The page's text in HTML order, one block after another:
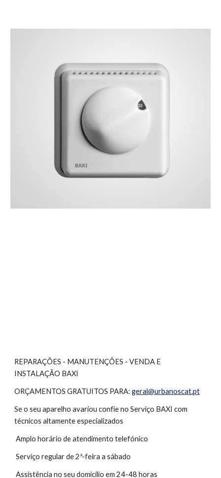
REPARAÇÕES - MANUTENÇÕES - VENDA E
INSTALAÇÃO BAXI
ORÇAMENTOS GRATUITOS PARA: geral@urbanoscat.pt
Se o seu aparelho avariou confie no Serviço BAXI com
técnicos altamente especializados
Amplo horário de atendimento telefónico
Serviço regular de 2ª-feira a sábado
Assistência no seu domicílio em 24-48 horas